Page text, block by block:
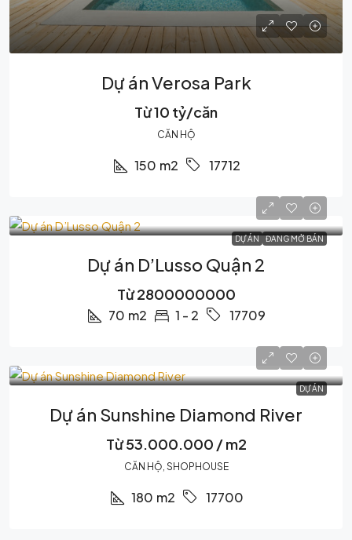
Dự án Verosa Park
Từ 10 tỷ/căn
CĂN HỘ
150 m2 17712
DỰ ÁN ĐANG MỞ BÁN
Dự án D’Lusso Quận 2
Từ 2800000000
70 m2 1 - 2 17709
DỰ ÁN
Dự án Sunshine Diamond River
Từ 53.000.000 / m2
CĂN HỘ, SHOPHOUSE
180 m2 17700